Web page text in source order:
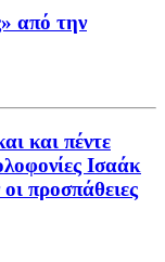
από την
και πέντε
Ισαάκ
προσπάθειες